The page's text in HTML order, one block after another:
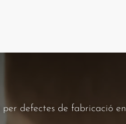
per defectes de fabricació en